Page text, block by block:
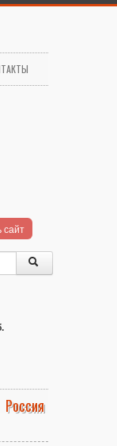
сайт
Россия